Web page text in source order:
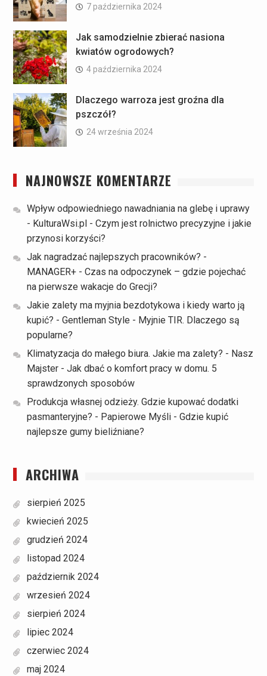
7 października 2024
Jak samodzielnie zbierać nasiona
kwiatów ogrodowych?
4 października 2024
Dlaczego warroza jest groźna dla
pszczół?
24 września 2024
NAJNOWSZE KOMENTARZE
Wpływ odpowiedniego nawadniania na glebę i uprawy
- KulturaWsi.pl - Czym jest rolnictwo precyzyjne i jakie
przynosi korzyści?
Jak nagradzać najlepszych pracowników? -
MANAGER+- Czas na odpoczynek – gdzie pojechać
na pierwsze wakacje do Grecji?
Jakie zalety ma myjnia bezdotykowa i kiedy warto ją
kupić? - Gentleman Style - Myjnie TIR. Dlaczego są
popularne?
Klimatyzacja do małego biura. Jakie ma zalety? - Nasz
Majster- Jak dbać o komfort pracy w domu. 5
sprawdzonych sposobów
Produkcja własnej odzieży. Gdzie kupować dodatki
pasmanteryjne? - Papierowe Myśli- Gdzie kupić
najlepsze gumy bieliźniane?
ARCHIWA
sierpień 2025
kwiecień 2025
grudzień 2024
listopad 2024
październik 2024
wrzesień 2024
sierpień 2024
lipiec 2024
czerwiec 2024
maj 2024